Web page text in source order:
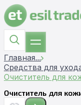
Главная...
Средства для
Очиститель для
Очиститель для